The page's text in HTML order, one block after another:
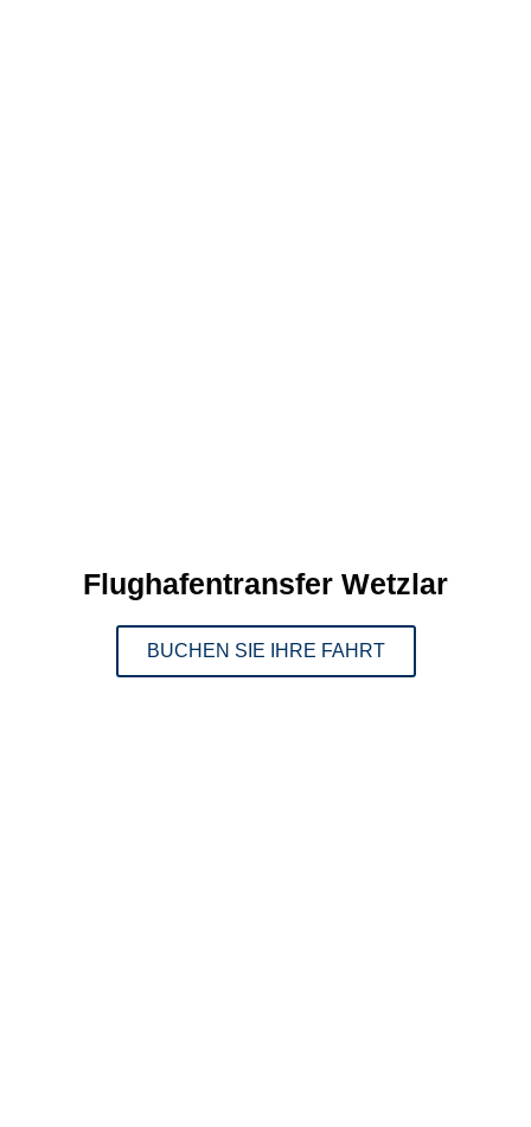
Flughafentransfer Wetzlar
BUCHEN SIE IHRE FAHRT